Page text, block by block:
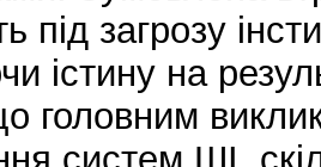
під загрозу
істину на
головним